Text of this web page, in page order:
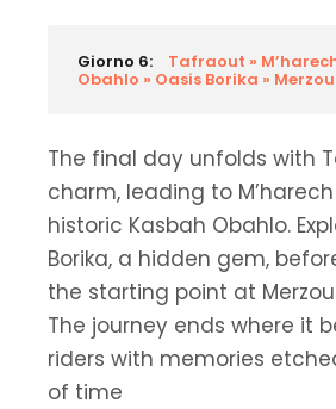
Giorno 6: Tafraout »
Obahlo » Oasis Borika »
The final day unfolds with
charm, leading to
historic Kasbah Obahlo.
Borika, a hidden gem,
the starting point at
The journey ends where it
riders with memories
of time